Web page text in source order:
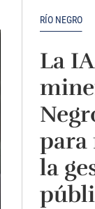
RÍO NEGRO
La
para
la